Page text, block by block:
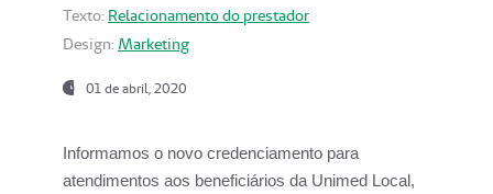
Texto: Relacionamento do prestador
Design: Marketing
01 de abril, 2020
Informamos o novo credenciamento para
atendimentos aos beneficiários da Unimed Local,